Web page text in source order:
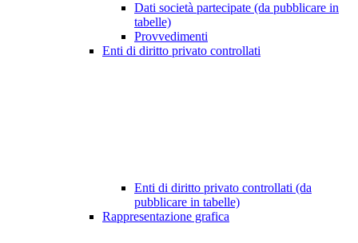
Dati società partecipate (da pubblicare in
tabelle)
Provvedimenti
Enti di diritto privato controllati
Enti di diritto privato controllati (da
pubblicare in tabelle)
Rappresentazione grafica